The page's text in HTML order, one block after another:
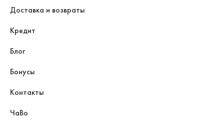
Доставка и возвраты
Кредит
Блог
Бонусы
Контакты
ЧаВо